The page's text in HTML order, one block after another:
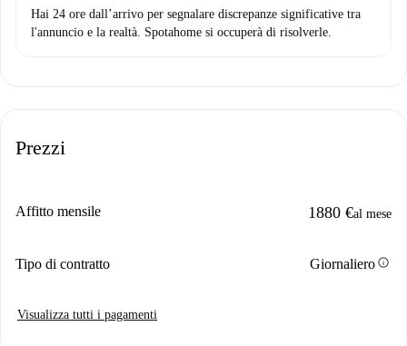
Hai 24 ore dall’arrivo per segnalare discrepanze significative tra
l'annuncio e la realtà. Spotahome si occuperà di risolverle.
Prezzi
Affitto mensile 1880 €al mese
Tipo di contratto Giornalieroinfo
Visualizza tutti i pagamenti